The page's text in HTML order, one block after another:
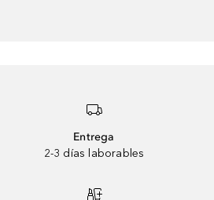
Entrega
2-3 días laborables